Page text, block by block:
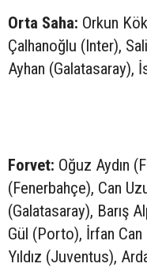
Orta Saha: Orkun
Çalhanoğlu (Inter),
Ayhan (Galatasaray),
Forvet: Oğuz Aydın
(Fenerbahçe), Can
(Galatasaray), Barış
Gül (Porto), İrfan Can
Yıldız (Juventus),